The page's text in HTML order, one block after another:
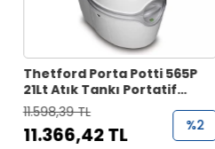
Porta Potti 565P
Atık Tankı Portatif
TL
TL